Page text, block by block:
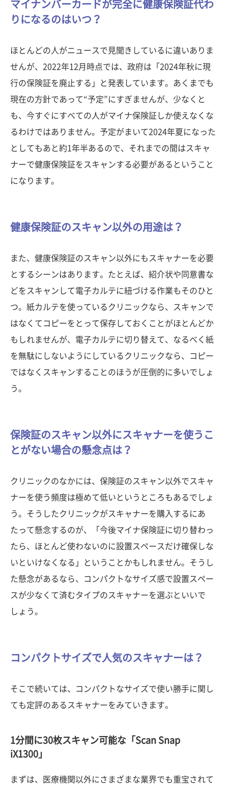
マイナンバーカードが完全に健康保険証代わ
りになるのはいつ？
ほとんどの人がニュースで見聞きしているに違いありま
せんが、2022年12月時点では、政府は「2024年秋に現
行の保険証を廃止する」と発表しています。あくまでも
現在の方針であって“予定”にすぎませんが、少なくと
も、今すぐにすべての人がマイナ保険証しか使えなくな
るわけではありません。予定がまいて2024年夏になった
としてもあと約1年半あるので、それまでの間はスキャ
ナーで健康保険証をスキャンする必要があるということ
になります。
健康保険証のスキャン以外の用途は？
また、健康保険証のスキャン以外にもスキャナーを必要
とするシーンはあります。たとえば、紹介状や同意書な
どをスキャンして電子カルテに紐づける作業もそのひと
つ。紙カルテを使っているクリニックなら、スキャンで
はなくてコピーをとって保存しておくことがほとんどか
もしれませんが、電子カルテに切り替えて、なるべく紙
を無駄にしないようにしているクリニックなら、コピー
ではなくスキャンすることのほうが圧倒的に多いでしょ
う。
保険証のスキャン以外にスキャナーを使うこ
とがない場合の懸念点は？
クリニックのなかには、保険証のスキャン以外でスキャ
ナーを使う頻度は極めて低いというところもあるでしょ
う。そうしたクリニックがスキャナーを購入するにあ
たって懸念するのが、「今後マイナ保険証に切り替わっ
たら、ほとんど使わないのに設置スペースだけ確保しな
いといけなくなる」ということかもしれません。そうし
た懸念があるなら、コンパクトなサイズ感で設置スペー
スが少なくて済むタイプのスキャナーを選ぶといいで
しょう。
コンパクトサイズで人気のスキャナーは？
そこで続いては、コンパクトなサイズで使い勝手に関し
ても定評のあるスキャナーをみていきます。
1分間に30枚スキャン可能な「Scan Snap
iX1300」
まずは、医療機関以外にさまざまな業界でも重宝されて